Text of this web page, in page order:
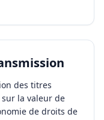
des titres
la valeur de
de droits de